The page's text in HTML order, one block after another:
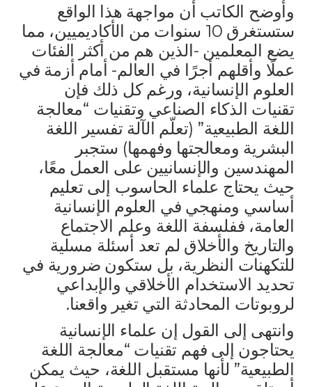
وأوضح الكاتب أن مواجهة هذا الواقع
ستستغرق 10 سنوات من الأكاديميين، مما
يضع المعلمين -الذين هم من أكثر الفئات
عملًا وأقلهم أجرًا في العالم- أمام أزمة في
العلوم الإنسانية، ورغم كل ذلك فإن
تقنيات الذكاء الصناعي وتقنيات “معالجة
اللغة الطبيعية” (تعلّم الآلة تفسير اللغة
البشرية ومعالجتها وفهمها) ستجبر
المهندسين والإنسانيين على العمل معًا،
حيث يحتاج علماء الحاسوب إلى تعليم
أساسي ومنهجي في العلوم الإنسانية
العامة، ففلسفة اللغة وعلم الاجتماع
والتاريخ والأخلاق لم تعد أسئلة مسلية
للتكهنات النظرية، بل ستكون ضرورية في
تحديد الاستخدام الأخلاقي والإبداعي
لروبوتات المحادثة التي تغير واقعنا.
وانتهى إلى القول إن علماء الإنسانية
يحتاجون إلى فهم تقنيات “معالجة اللغة
الطبيعية” لأنها مستقبل اللغة، حيث يمكن